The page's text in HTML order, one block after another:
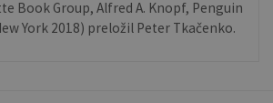
Book Group, Alfred A. Knopf, Penguin
York 2018) preložil Peter Tkačenko.